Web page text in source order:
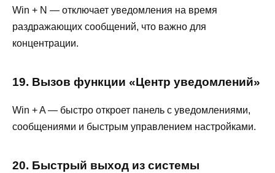
Win + N — отключает уведомления на время
раздражающих сообщений, что важно для
концентрации.
19. Вызов функции «Центр уведомлений»
Win + A — быстро откроет панель с уведомлениями,
сообщениями и быстрым управлением настройками.
20. Быстрый выход из системы